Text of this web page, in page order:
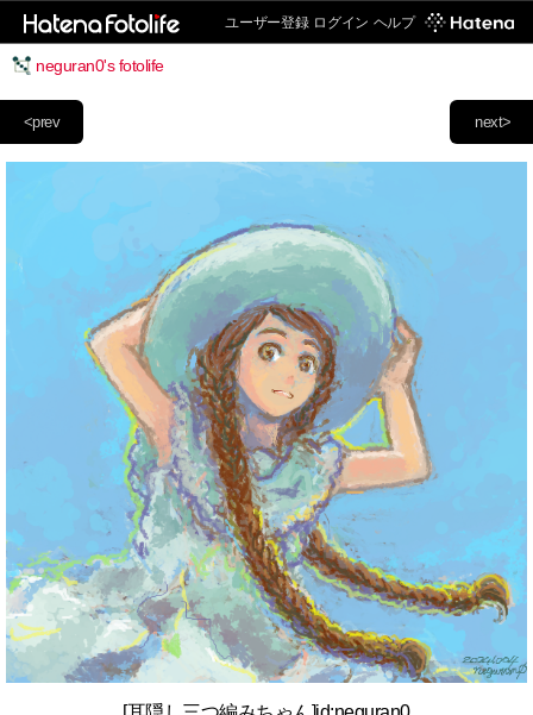
ユーザー登録 ログイン ヘルプ
neguran0's fotolife
next>
<prev